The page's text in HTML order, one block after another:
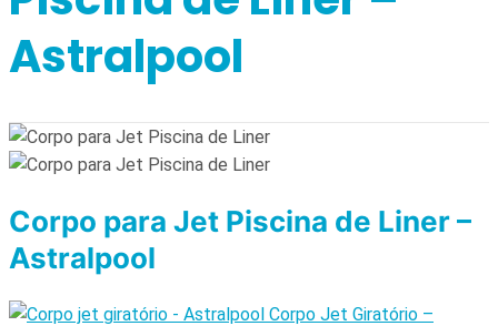
Astralpool
Corpo para Jet Piscina de Liner –
Astralpool
Corpo Jet Giratório –